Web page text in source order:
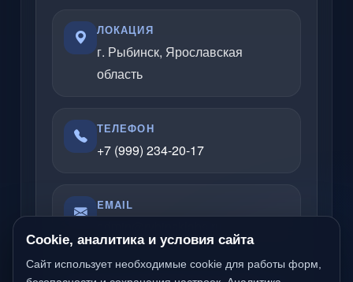
ЛОКАЦИЯ
г. Рыбинск, Ярославская
область
ТЕЛЕФОН
+7 (999) 234-20-17
EMAIL
Cookie, аналитика и условия сайта
Сайт использует необходимые cookie для работы форм,